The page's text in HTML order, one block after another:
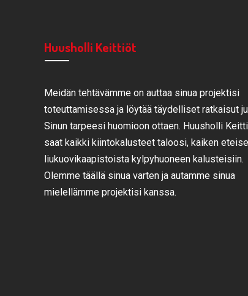
Huusholli Keittiöt
Meidän tehtävämme on auttaa sinua projektisi
toteuttamisessa ja löytää täydelliset ratkaisut
Sinun tarpeesi huomioon ottaen. Huusholli
saat kaikki kiintokalusteet taloosi, kaiken
liukuovikaapistoista kylpyhuoneen kalusteisiin.
Olemme täällä sinua varten ja autamme sinua
mielellämme projektisi kanssa.